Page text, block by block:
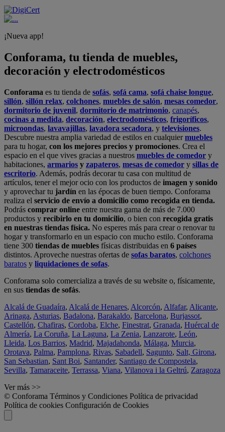
¡Nueva app!
Conforama, tu tienda de muebles,
decoración y electrodomésticos
Conforama es tu tienda de sofás, sofá cama, sofá chaise longue,
sillón, sillón relax, colchones, muebles de salón, mesas comedor,
dormitorio de juvenil, dormitorio de matrimonio, canapés,
cocinas a medida, decoración, electrodomésticos, frigoríficos,
microondas, lavavajillas, lavadora secadora, y televisiones.
Descubre nuestra amplia variedad de estilos en cualquiermuebles
para tu hogar, con los mejores precios y promociones. Crea el
espacio en el que vives gracias a nuestros muebles de comedor y
habitaciones, armarios y zapateros, mesas de comedor y sillas de
escritorio. Además, podrás decorar tu casa con multitud de
artículos, tener el mejor ocio con los productos de imagen y sonido
y aprovechar tu jardín en las épocas de buen tiempo. Conforama
realiza el servicio de envío a domicilio como recogida en tienda.
Podrás comprar online entre nuestra gama de más de 7.000
productos y recibirlo en tu domicilio, o bien con recogida gratis
en nuestras tiendas física. No esperes más para crear o renovar tu
hogar y transformarlo en un espacio con mucho estilo. Conforama
tiene 300 tiendas de muebles físicas distribuidas en 6 países
distintos. Aproveche nuestras ofertas de sofas baratos, colchones
baratos y liquidaciones de sofas.
Conforama solo comercializa a través de su website o, físicamente,
en sus tiendas de sofás.
Alcalá de Guadaíra, Alcalá de Henares, Alcorcón, Alfafar, Alicante,
Arinaga, Asturias, Badalona, Barakaldo, Barcelona, Burjassot,
Castellón, Chafiras, Cordoba, Elche, Finestrat, Granada, Huércal de
Almería, La Coruña, La Laguna, La Zenia, Lanzarote, León,
Lleida, Los Barrios, Madrid, Majadahonda, Málaga, Murcia,
Orotava, Palma, Pamplona, Rivas, Sabadell, Sagunto, Salt, Girona,
San Sebastian, Sant Boi, Santander, Santiago de Compostela,
Sevilla, Tamaraceite, Terrassa, Viana, Vilanova i la Geltrú, Zaragoza
Ver más >>
© Conforama Términos y Condiciones Política de privacidad
Política de cookies Configuración de Cookies